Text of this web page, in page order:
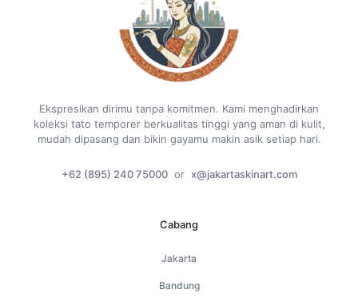
Ekspresikan dirimu tanpa komitmen. Kami menghadirkan
koleksi tato temporer berkualitas tinggi yang aman di kulit,
mudah dipasang dan bikin gayamu makin asik setiap hari.
+62 (895) 240 75000 or x@jakartaskinart.com
Cabang
Jakarta
Bandung